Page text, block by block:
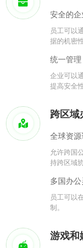
安全的
员工可以
据的机密
统一管理
企业可以
提高安全
跨区域
全球资
允许跨国
持跨区域
多国办
员工可以
制。
游戏和